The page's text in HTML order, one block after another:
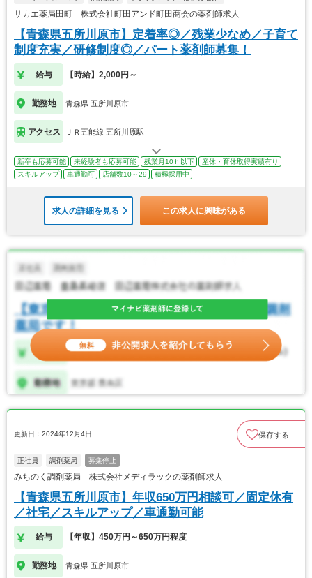
サカエ薬局田町 株式会社町田アンド町田商会の薬剤師求人
【青森県五所川原市】定着率◎／残業少なめ／子育て
制度充実／研修制度◎／パート薬剤師募集！
給与 【時給】2,000円～
勤務地 青森県 五所川原市
アクセス ＪＲ五能線 五所川原駅
新卒も応募可能 未経験者も応募可能 残業月10ｈ以下
産休・育休取得実績有り
スキルアップ
車通勤可 店舗数10～29 積極採用中
求人の詳細を見る この求人に興味がある
更新日：2024年12月4日 保存する
正社員 調剤薬局 募集停止
みちのく調剤薬局 株式会社メディラックの薬剤師求人
【青森県五所川原市】年収650万円相談可／固定休有
／社宅／スキルアップ／車通勤可能
給与 【年収】450万円～650万円程度
勤務地 青森県 五所川原市